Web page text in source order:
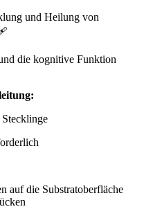
und Heilung von
die kognitive Funktion
Stecklinge
auf die Substratoberfläche